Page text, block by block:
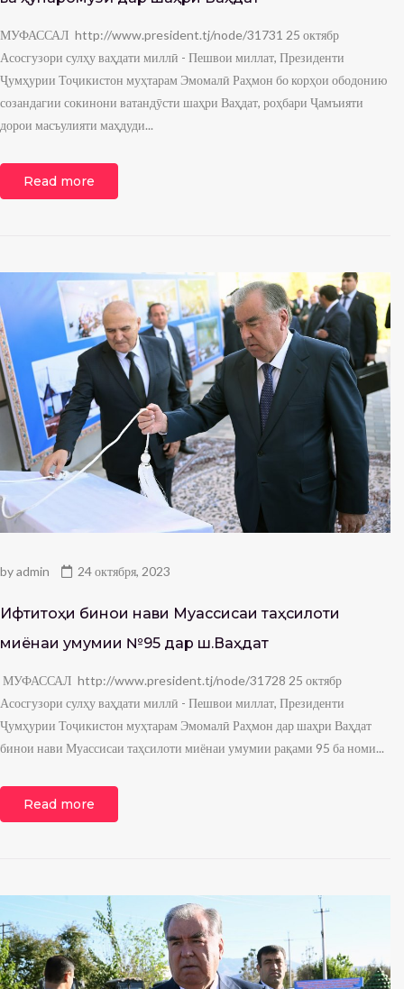
МУФАССАЛ http://www.president.tj/node/31731 25 октябр
Асосгузори сулҳу ваҳдати миллӣ - Пешвои миллат, Президенти
Ҷумҳурии Тоҷикистон муҳтарам Эмомалӣ Раҳмон бо корҳои ободонию
созандагии сокинони ватандӯсти шаҳри Ваҳдат, роҳбари Ҷамъияти
дорои масъулияти маҳдуди...
Read more
byadmin 24 октября, 2023
Ифтитоҳи бинои нави Муассисаи таҳсилоти
миёнаи умумии №95 дар ш.Ваҳдат
МУФАССАЛ http://www.president.tj/node/31728 25 октябр
Асосгузори сулҳу ваҳдати миллӣ - Пешвои миллат, Президенти
Ҷумҳурии Тоҷикистон муҳтарам Эмомалӣ Раҳмон дар шаҳри Ваҳдат
бинои нави Муассисаи таҳсилоти миёнаи умумии рақами 95 ба номи...
Read more